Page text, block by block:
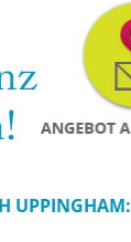
UPPINGHAM: